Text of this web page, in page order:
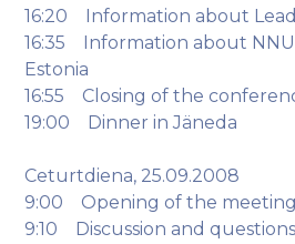
16:20 Information about
16:35 Information about
Estonia
16:55 Closing of the
19:00 Dinner in Jäneda
Ceturtdiena, 25.09.2008
9:00 Opening of the meeting
9:10 Discussion and